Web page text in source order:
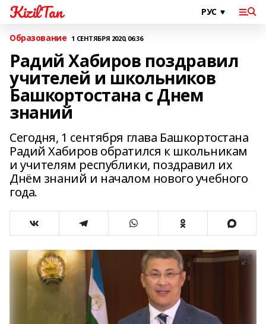
KizilTan
Образование 1 СЕНТЯБРЯ 2020, 06:36
Радий Хабиров поздравил
учителей и школьников
Башкортостана с Днем
знаний
Сегодня, 1 сентября глава Башкортостана
Радий Хабиров обратился к школьникам
и учителям республики, поздравил их
Днём знаний и началом нового учебного
года.